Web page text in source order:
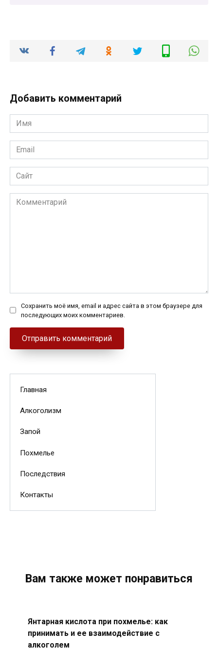
Добавить комментарий
Имя
*
Email
*
Сайт
Комментарий
Сохранить моё имя, email и адрес сайта в этом браузере для
последующих моих комментариев.
Главная
Алкоголизм
Запой
Похмелье
Последствия
Контакты
Вам также может понравиться
Янтарная кислота при похмелье: как
принимать и ее взаимодействие с
алкоголем